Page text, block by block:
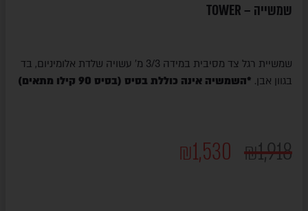
שמשייה – TOWER
שמשיית רגל צד מסיבית במידה 3/3 מ' עשויה שלדת אלומיניום, בד
בגוון אבן. *השמשיה אינה כוללת בסיס (בסיס 90 קילו מתאים)
₪1,918
₪1,530